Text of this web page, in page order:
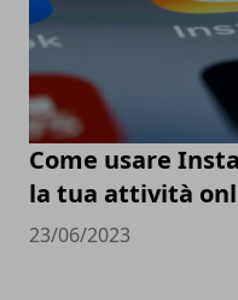
Come usare
la tua attività
23/06/2023